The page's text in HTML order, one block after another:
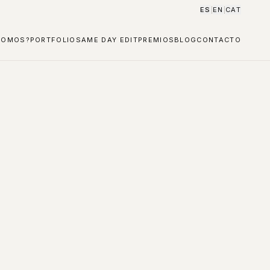
ES EN CAT
PORTFOLIO SAME DAY EDITPREMIOS BLOG CONTACTO